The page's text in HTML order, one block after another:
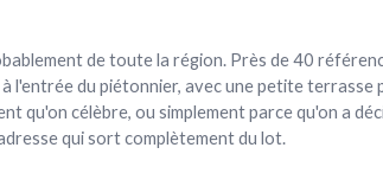
de toute la région. Près de 40
l'entrée du piétonnier, avec une petite terrasse
qu'on célèbre, ou simplement parce qu'on a
qui sort complètement du lot.